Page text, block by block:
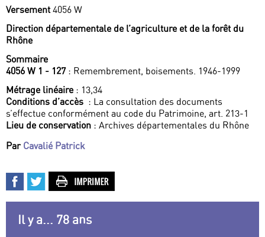
Versement4056 W
Direction départementale de l’agriculture et de la forêt du
Rhône
Sommaire
4056 W 1 - 127: Remembrement, boisements. 1946-1999
Métrage linéaire: 13,34
Conditions d’accès : La consultation des documents
s’effectue conformément au code du Patrimoine, art. 213-1
Lieu de conservation : Archives départementales du Rhône
Par Cavalié Patrick
Il y a... 78 ans